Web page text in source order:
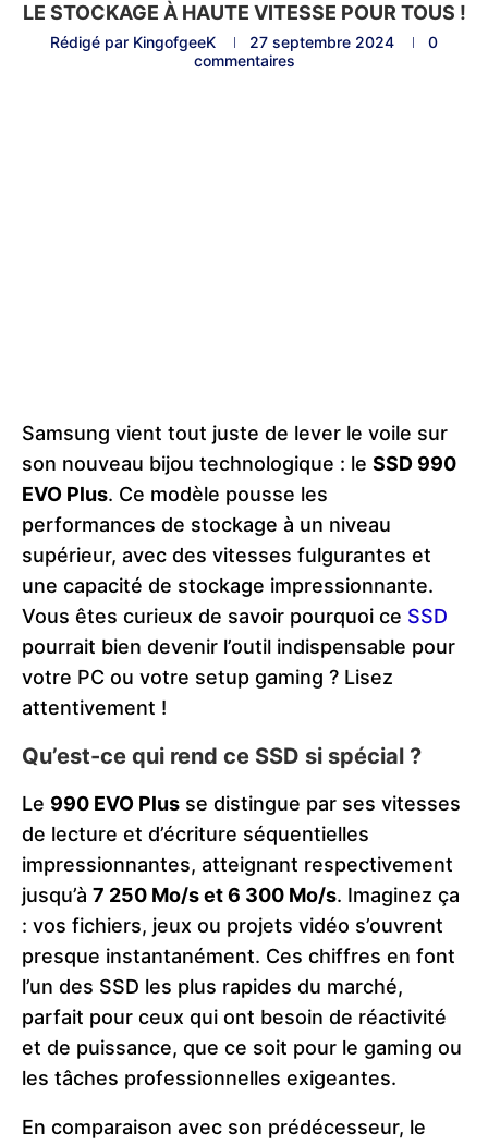
LE STOCKAGE À HAUTE VITESSE POUR TOUS !
Rédigé par KingofgeeK 27 septembre 2024
0
commentaires
Samsung vient tout juste de lever le voile sur
son nouveau bijou technologique : le SSD 990
EVO Plus. Ce modèle pousse les
performances de stockage à un niveau
supérieur, avec des vitesses fulgurantes et
une capacité de stockage impressionnante.
Vous êtes curieux de savoir pourquoi ce SSD
pourrait bien devenir l’outil indispensable pour
votre PC ou votre setup gaming ? Lisez
attentivement !
Qu’est-ce qui rend ce SSD si spécial ?
Le 990 EVO Plus se distingue par ses vitesses
de lecture et d’écriture séquentielles
impressionnantes, atteignant respectivement
jusqu’à 7 250 Mo/s et 6 300 Mo/s. Imaginez ça
: vos fichiers, jeux ou projets vidéo s’ouvrent
presque instantanément. Ces chiffres en font
l’un des SSD les plus rapides du marché,
parfait pour ceux qui ont besoin de réactivité
et de puissance, que ce soit pour le gaming ou
les tâches professionnelles exigeantes.
En comparaison avec son prédécesseur, le